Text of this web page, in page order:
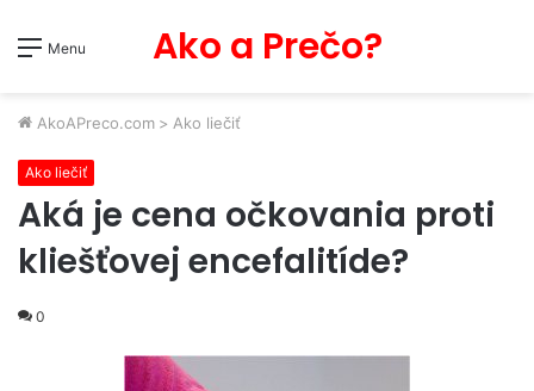
Menu Ako a Prečo?
AkoAPreco.com > Ako liečiť
Ako liečiť
Aká je cena očkovania proti
kliešťovej encefalitíde?
0